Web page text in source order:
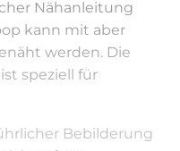
Nähanleitung
kann mit aber
werden. Die
speziell für
Bebilderung